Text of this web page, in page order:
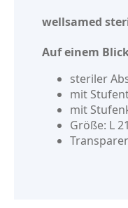
wellsamed
Auf einem
steriler
mit
mit
Größe: L